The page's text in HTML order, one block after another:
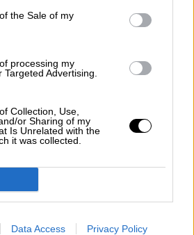
the Sale of my
processing my
Advertising.
Collection, Use,
or Sharing of my
Is Unrelated with the
it was collected.
Data Access Privacy Policy
y votados
Manuel Beltrán
Un Nuevo
Geopolítica de
leonesa
Miranda
sueño, mi